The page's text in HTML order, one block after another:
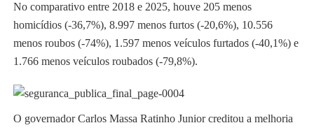
No comparativo entre 2018 e 2025, houve 205 menos
homicídios (-36,7%), 8.997 menos furtos (-20,6%), 10.556
menos roubos (-74%), 1.597 menos veículos furtados (-40,1%) e
1.766 menos veículos roubados (-79,8%).
O governador Carlos Massa Ratinho Junior creditou a melhoria